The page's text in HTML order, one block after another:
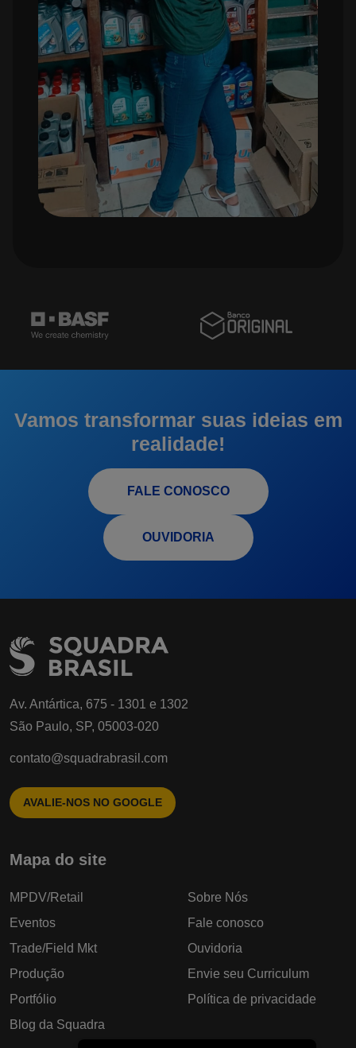
Vamos transformar suas ideias em
realidade!
FALE CONOSCO
OUVIDORIA
Av. Antártica, 675 - 1301 e 1302
São Paulo, SP, 05003-020
contato@squadrabrasil.com
AVALIE-NOS NO GOOGLE
Mapa do site
MPDV/Retail
Eventos
Trade/Field Mkt
Produção
Portfólio
Blog da Squadra
Sobre Nós
Fale conosco
Ouvidoria
Envie seu Curriculum
Política de privacidade